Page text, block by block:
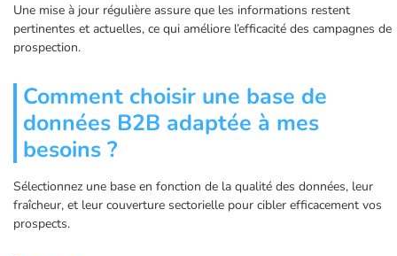
Une mise à jour régulière assure que les informations restent
pertinentes et actuelles, ce qui améliore l’efficacité des campagnes de
prospection.
Comment choisir une base de
données B2B adaptée à mes
besoins ?
Sélectionnez une base en fonction de la qualité des données, leur
fraîcheur, et leur couverture sectorielle pour cibler efficacement vos
prospects.